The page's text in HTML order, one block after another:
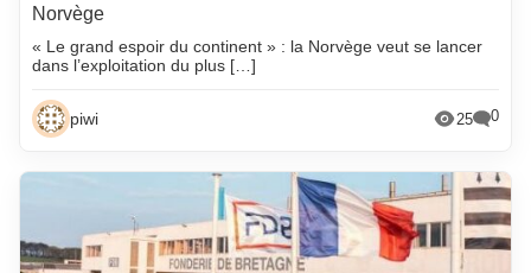
Norvège
« Le grand espoir du continent » : la Norvège veut se lancer
dans l’exploitation du plus […]
piwi 25 0